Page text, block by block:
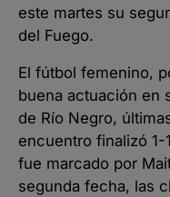
este martes su
del Fuego.
El fútbol femenino,
buena actuación en
de Río Negro,
encuentro finalizó
fue marcado por
segunda fecha, las